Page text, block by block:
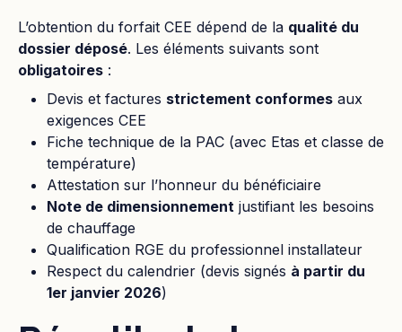
L’obtention du forfait CEE dépend de la qualité du
dossier déposé. Les éléments suivants sont
obligatoires :
Devis et factures strictement conformes aux
exigences CEE
Fiche technique de la PAC (avec Etas et classe de
température)
Attestation sur l’honneur du bénéficiaire
Note de dimensionnement justifiant les besoins
de chauffage
Qualification RGE du professionnel installateur
Respect du calendrier (devis signés à partir du
1er janvier 2026)